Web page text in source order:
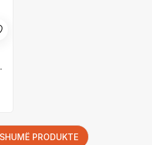
PRODUKTE